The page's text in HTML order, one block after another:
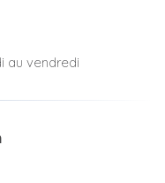
au vendredi